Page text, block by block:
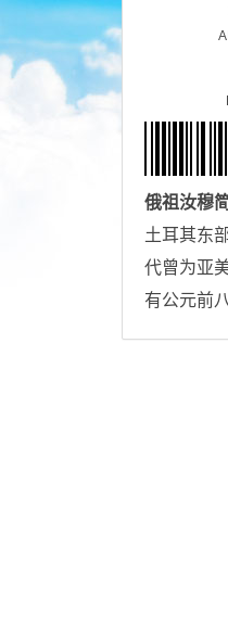
俄祖汝穆
土耳其东
代曾为亚
有公元前